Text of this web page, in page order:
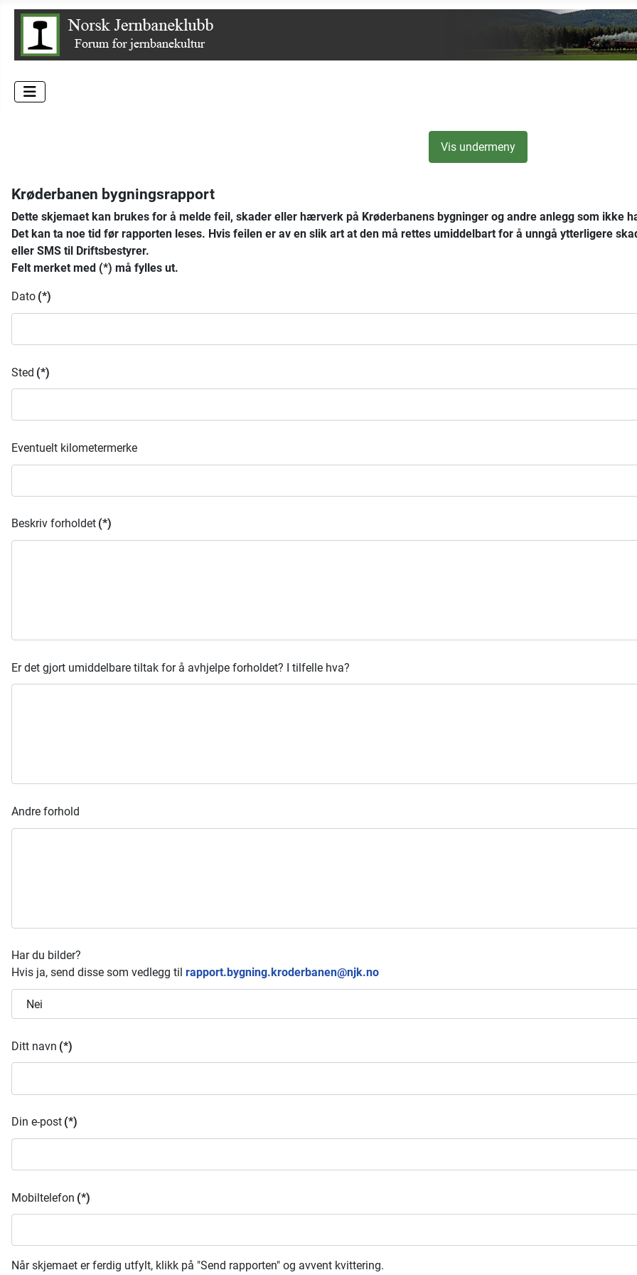
Vis undermeny
Krøderbanen bygningsrapport
Dette skjemaet kan brukes for å melde feil, skader eller hærverk på Krøderbanens bygninger og andre anlegg som ikke
Det kan ta noe tid før rapporten leses. Hvis feilen er av en slik art at den må rettes umiddelbart for å unngå ytterligere
eller SMS til Driftsbestyrer.
Felt merket med (*) må fylles ut.
Dato (*)
Sted (*)
Eventuelt kilometermerke
Beskriv forholdet (*)
Er det gjort umiddelbare tiltak for å avhjelpe forholdet? I tilfelle hva?
Andre forhold
Har du bilder?
Hvis ja, send disse som vedlegg til rapport.bygning.kroderbanen@njk.no
Ditt navn (*)
Din e-post (*)
Mobiltelefon (*)
Når skjemaet er ferdig utfylt, klikk på "Send rapporten" og avvent kvittering.